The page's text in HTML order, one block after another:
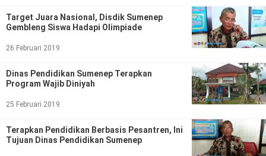
Target Juara Nasional, Disdik Sumenep
Gembleng Siswa Hadapi Olimpiade
26 Februari 2019
Dinas Pendidikan Sumenep Terapkan
Program Wajib Diniyah
25 Februari 2019
Terapkan Pendidikan Berbasis Pesantren, Ini
Tujuan Dinas Pendidikan Sumenep